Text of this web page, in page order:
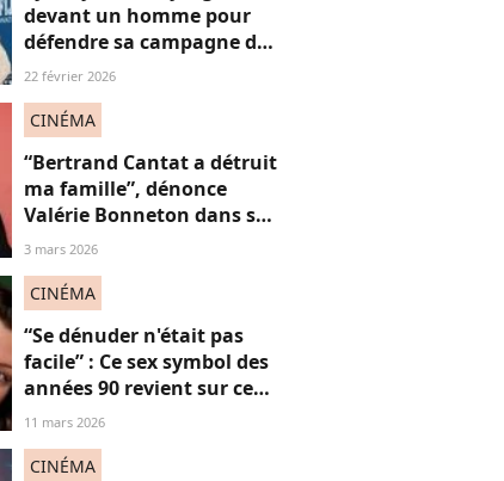
devant un homme pour
défendre sa campagne de
lingerie : on en a marre ou
22 février 2026
CINÉMA
“Bertrand Cantat a détruit
ma famille”, dénonce
Valérie Bonneton dans son
hommage à Marie
féminicide
3 mars 2026
CINÉMA
“Se dénuder n'était pas
facile” : Ce sex symbol des
années 90 revient sur ce
célèbre strip tease qui l’a
dérangeant à revoir
11 mars 2026
CINÉMA